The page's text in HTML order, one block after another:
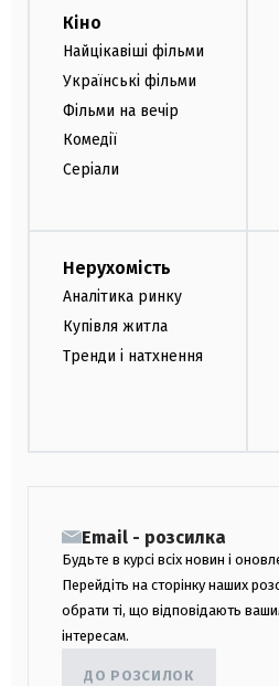
Кіно
Найцікавіші фільми
Українські фільми
Фільми на вечір
Комедії
Серіали
Нерухомість
Аналітика ринку
Купівля житла
Тренди і натхнення
Email - розсилка
Будьте в курсі всіх новин і
Перейдіть на сторінку наших
обрати ті, що відповідають
інтересам.
ДО РОЗСИЛОК